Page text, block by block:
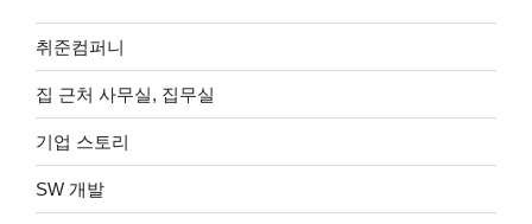
취준컴퍼니
집 근처 사무실, 집무실
기업 스토리
SW 개발